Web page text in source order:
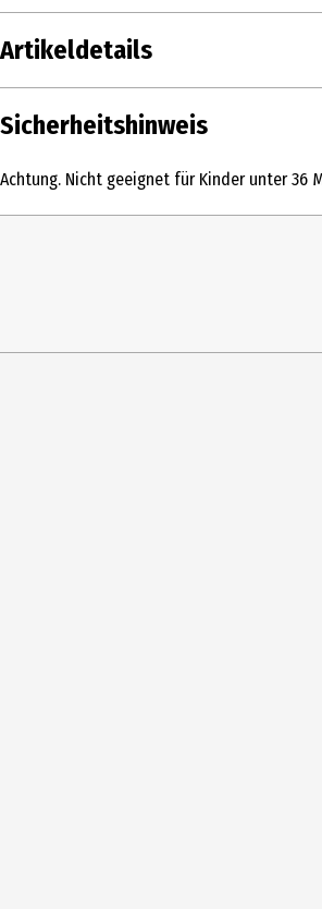
Artikeldetails
Inhalt
Sicherheitshinweis
Achtung. Nicht geeignet für Kinder unter 36